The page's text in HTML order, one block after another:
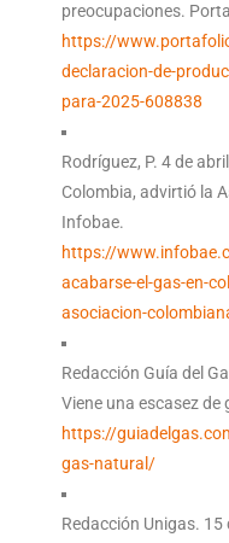
preocupaciones.
https://
declaracion-de-
para-2025-608838
Rodríguez, P. 4 de
Colombia, advirtió la
Infobae.
https://
acabarse-el-gas-en-
asociacion-
Redacción Guía del
Viene una escasez de
https://
gas-natural/
Redacción Unigas.